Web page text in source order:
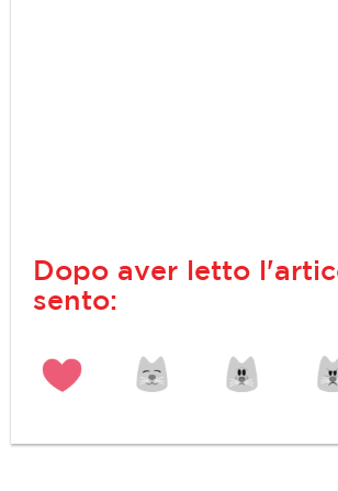
Dopo aver letto
sento: